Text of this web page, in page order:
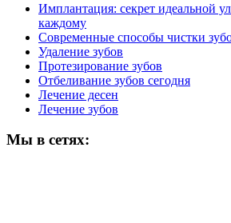
Имплантация: секрет идеальной
каждому
Современные способы чистки
Удаление зубов
Протезирование зубов
Отбеливание зубов сегодня
Лечение десен
Лечение зубов
Мы в сетях: